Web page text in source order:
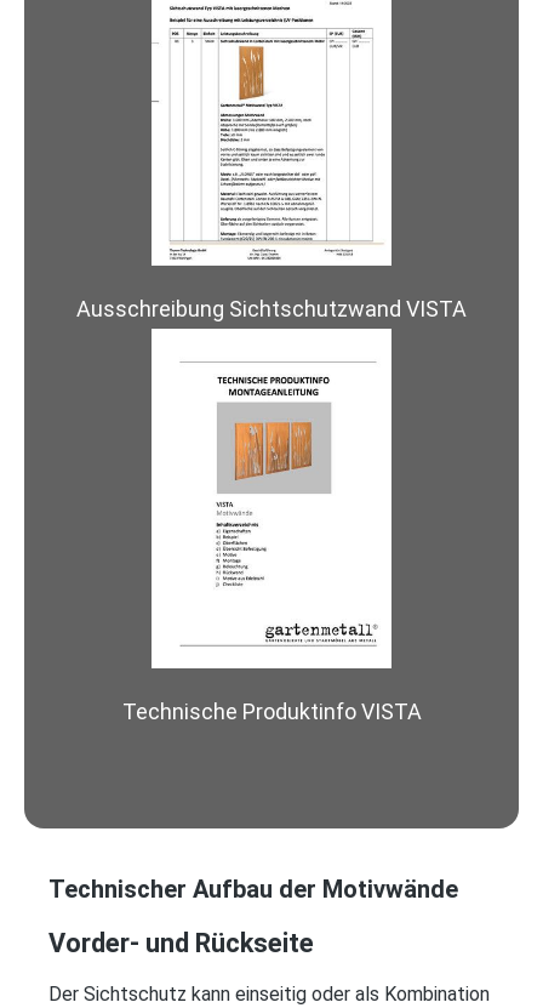
Ausschreibung Sichtschutzwand VISTA
Technische Produktinfo VISTA
Technischer Aufbau der Motivwände
Vorder- und Rückseite
Der Sichtschutz kann einseitig oder als Kombination